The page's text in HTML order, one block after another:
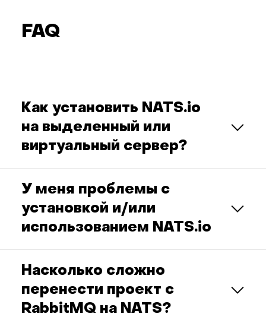
FAQ
Как установить NATS.io
на выделенный или
виртуальный сервер?
У меня проблемы с
установкой и/или
использованием NATS.io
Насколько сложно
перенести проект с
RabbitMQ на NATS?